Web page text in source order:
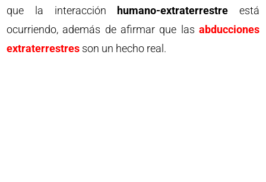
que la interacción
humano-extraterrestre está
ocurriendo, además de afirmar que las abducciones
extraterrestres son un hecho real.